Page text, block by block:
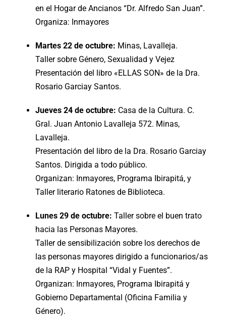
en el Hogar de Ancianos “Dr. Alfredo San Juan”.
Organiza: Inmayores
Martes 22 de octubre: Minas, Lavalleja.
Taller sobre Género, Sexualidad y Vejez
Presentación del libro «ELLAS SON» de la Dra.
Rosario Garciay Santos.
Jueves 24 de octubre: Casa de la Cultura. C.
Gral. Juan Antonio Lavalleja 572. Minas,
Lavalleja.
Presentación del libro de la Dra. Rosario Garciay
Santos. Dirigida a todo público.
Organizan: Inmayores, Programa Ibirapitá, y
Taller literario Ratones de Biblioteca.
Lunes 29 de octubre: Taller sobre el buen trato
hacia las Personas Mayores.
Taller de sensibilización sobre los derechos de
las personas mayores dirigido a funcionarios/as
de la RAP y Hospital “Vidal y Fuentes”.
Organizan: Inmayores, Programa Ibirapitá y
Gobierno Departamental (Oficina Familia y
Género).